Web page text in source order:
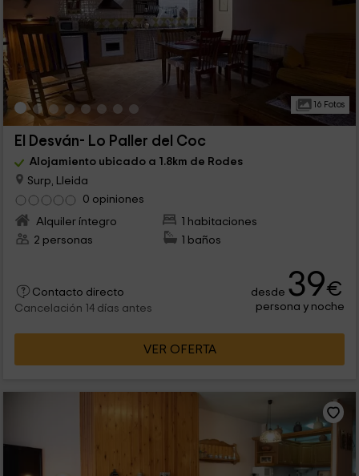
16 Fotos
El Desván- Lo Paller del Coc
Alojamiento ubicado a 1.8km de Rodes
Surp, Lleida
0 opiniones
Alquiler íntegro
1 habitaciones
2 personas
1 baños
Contacto directo
Cancelación 14 días antes
desde 39€
persona y noche
VER OFERTA